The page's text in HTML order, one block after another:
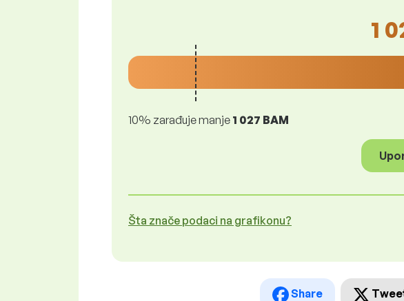
1
10% zarađuje manje 1 027 BAM
Šta znače podaci na grafikonu?
Share